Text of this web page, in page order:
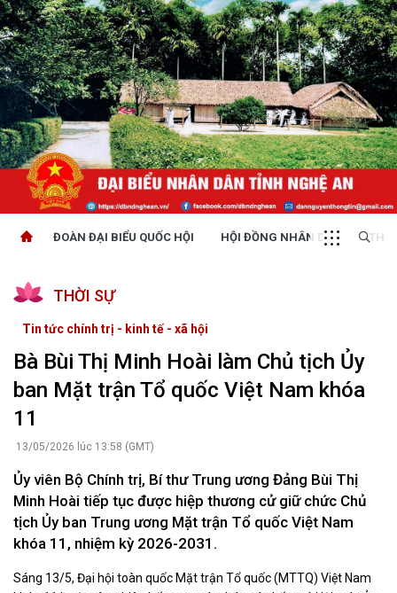
ĐOÀN ĐẠI BIỂU QUỐC HỘI HỘI ĐỒNG NHÂN DÂN
THỜI SỰ
Tin tức chính trị - kinh tế - xã hội
Bà Bùi Thị Minh Hoài làm Chủ tịch Ủy
ban Mặt trận Tổ quốc Việt Nam khóa
11
13/05/2026 lúc 13:58 (GMT)
Ủy viên Bộ Chính trị, Bí thư Trung ương Đảng Bùi Thị
Minh Hoài tiếp tục được hiệp thương cử giữ chức Chủ
tịch Ủy ban Trung ương Mặt trận Tổ quốc Việt Nam
khóa 11, nhiệm kỳ 2026-2031.
Sáng 13/5, Đại hội toàn quốc Mặt trận Tổ quốc (MTTQ) Việt Nam